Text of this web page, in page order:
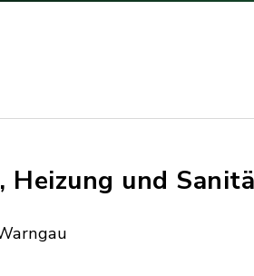
Heizung und